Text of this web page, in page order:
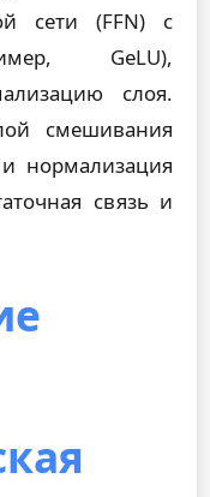
сети (FFN) с
GeLU),
слоя.
смешивания
нормализация
связь и